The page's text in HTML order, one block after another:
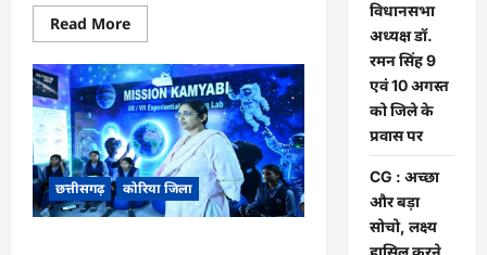
Read MoreRead
more
Rajnandgaon:
विधानसभा
अध्यक्ष
डॉ.
रमन
सिंह
9
एवं
10
अगस्त
को
छत्तीसगढ़ कोरिया जिला
विधानसभा
अध्यक्ष डॉ.
रमन सिंह 9
एवं 10 अगस्त
को जिले के
प्रवास पर
CG : अच्छा
और बड़ा
सोचो, लक्ष्य